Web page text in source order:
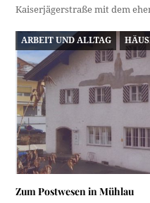
Kaiserjägerstraße mit dem
ARBEIT UND ALLTAG
Zum Postwesen in Mühlau